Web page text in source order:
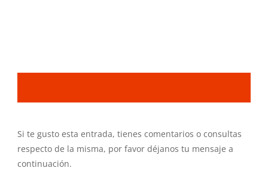
Si te gusto esta entrada, tienes comentarios o consultas
respecto de la misma, por favor déjanos tu mensaje a
continuación.